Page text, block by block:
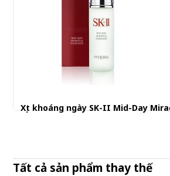
Xịt khoáng ngày SK-II Mid-Day
Tất cả sản phẩm thay thế